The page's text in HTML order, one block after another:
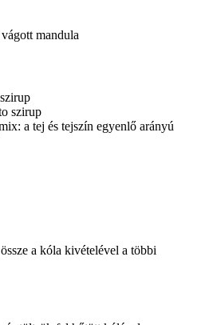
mandula
szirup
a tej és tejszín egyenlő arányú
a kóla kivételével a többi